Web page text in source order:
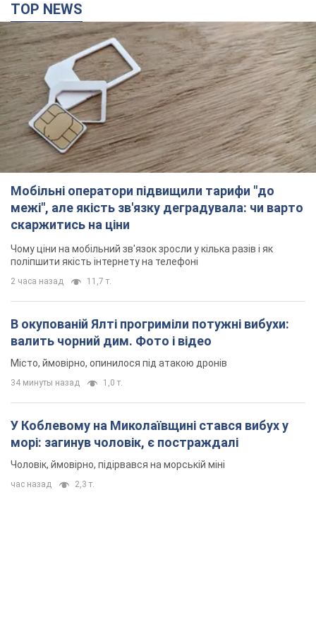
TOP NEWS
Мобільні оператори підвищили тарифи "до
межі", але якість зв'язку деградувала: чи варто
скаржитись на ціни
Чому ціни на мобільний зв'язок зросли у кілька разів і як
поліпшити якість інтернету на телефоні
2 часа назад 11,7 т.
В окупованій Ялті прогриміли потужні вибухи:
валить чорний дим. Фото і відео
Місто, ймовірно, опинилося під атакою дронів
34 минуты назад 1,0 т.
У Коблевому на Миколаївщині стався вибух у
морі: загинув чоловік, є постраждалі
Чоловік, ймовірно, підірвався на морській міні
час назад 2,3 т.